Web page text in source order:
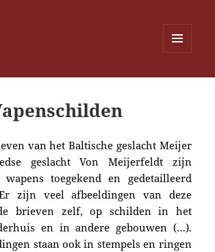
WIDGETS
van het Baltische geslacht Meijer
geslacht Von Meijerfeldt zijn
wapens toegekend en gedetailleerd
zijn veel afbeeldingen van deze
brieven zelf, op schilden in het
en in andere gebouwen (…).
staan ook in stempels en ringen